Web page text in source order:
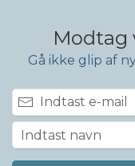
Modtag
Gå ikke glip af